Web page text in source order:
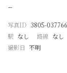
−
写真ID 3805-
駅 なし 路線 なし
撮影日 不明